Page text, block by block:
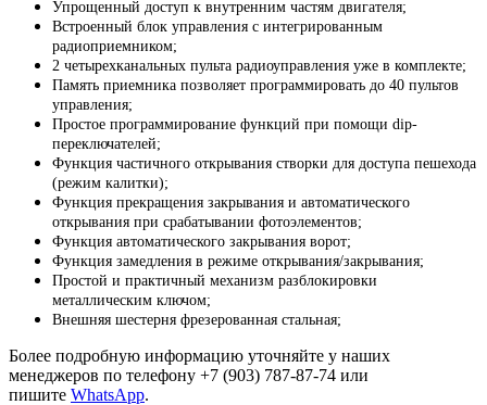
Упрощенный доступ к внутренним частям двигателя;
Встроенный блок управления с интегрированным
радиоприемником;
2 четырехканальных пульта радиоуправления уже в комплекте;
Память приемника позволяет программировать до 40 пультов
управления;
Простое программирование функций при помощи dip-
переключателей;
Функция частичного открывания створки для доступа пешехода
(режим калитки);
Функция прекращения закрывания и автоматического
открывания при срабатывании фотоэлементов;
Функция автоматического закрывания ворот;
Функция замедления в режиме открывания/закрывания;
Простой и практичный механизм разблокировки
металлическим ключом;
Внешняя шестерня фрезерованная стальная;
Более подробную информацию уточняйте у наших
менеджеров по телефону +7 (903) 787-87-74 или
пишите WhatsApp.